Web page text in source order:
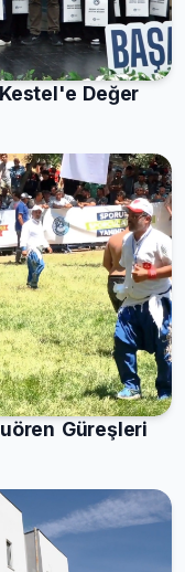
Değer
Güreşleri